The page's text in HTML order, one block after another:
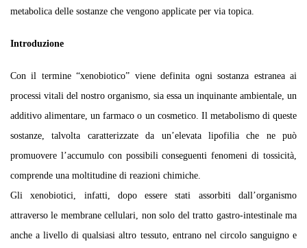
metabolica delle sostanze che vengono applicate per via topica.
Introduzione
Con il termine “xenobiotico” viene definita ogni sostanza estranea ai
processi vitali del nostro organismo, sia essa un inquinante ambientale, un
additivo alimentare, un farmaco o un cosmetico. Il metabolismo di queste
sostanze, talvolta caratterizzate da un’elevata lipofilia che ne può
promuovere l’accumulo con possibili conseguenti fenomeni di tossicità,
comprende una moltitudine di reazioni chimiche.
Gli xenobiotici, infatti, dopo essere stati assorbiti dall’organismo
attraverso le membrane cellulari, non solo del tratto gastro-intestinale ma
anche a livello di qualsiasi altro tessuto, entrano nel circolo sanguigno e